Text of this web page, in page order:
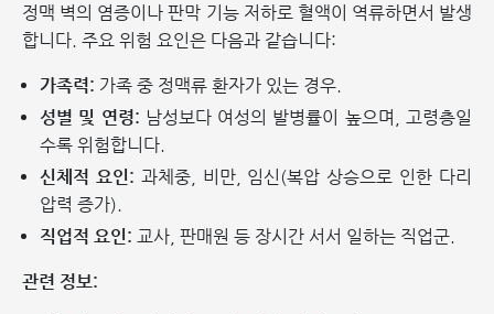
정맥 벽의 염증이나 판막 기능 저하로 혈액이 역류하면서 발생
합니다. 주요 위험 요인은 다음과 같습니다:
가족력: 가족 중 정맥류 환자가 있는 경우.
성별 및 연령: 남성보다 여성의 발병률이 높으며, 고령층일
수록 위험합니다.
신체적 요인: 과체중, 비만, 임신(복압 상승으로 인한 다리
압력 증가).
직업적 요인: 교사, 판매원 등 장시간 서서 일하는 직업군.
관련 정보: